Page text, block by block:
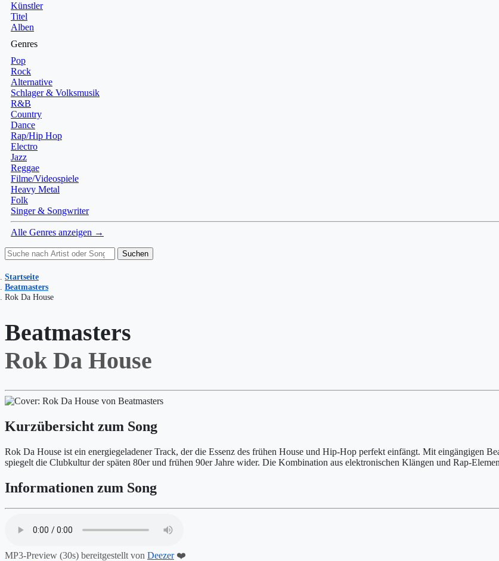
Künstler
Titel
Alben
Genres
Pop
Rock
Alternative
Schlager & Volksmusik
R&B
Country
Dance
Rap/Hip Hop
Electro
Jazz
Reggae
Filme/Videospiele
Heavy Metal
Folk
Singer & Songwriter
Alle Genres anzeigen →
Suchen
Startseite
Beatmasters
Rok Da House
Beatmasters
Rok Da House
Kurzübersicht zum Song
Rok Da House ist ein energiegeladener Track, der die Essenz des frühen House und Hip-Hop perfekt einfängt. Mit eingängigen
spiegelt die Clubkultur der späten 80er und frühen 90er Jahre wider. Die Kombination aus elektronischen Klängen und Rap-
Informationen zum Song
MP3-Preview (30s) bereitgestellt von Deezer❤️